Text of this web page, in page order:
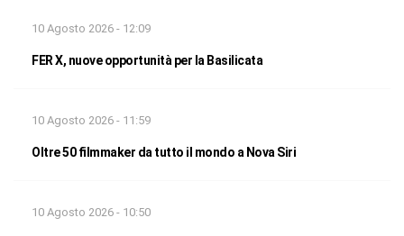
10 Agosto 2026 - 12:09
FER X, nuove opportunità per la Basilicata
10 Agosto 2026 - 11:59
Oltre 50 filmmaker da tutto il mondo a Nova Siri
10 Agosto 2026 - 10:50